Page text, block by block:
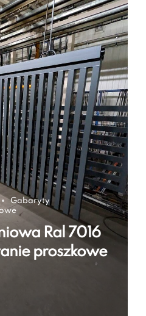
Gabaryty
Ral 7016
proszkowe